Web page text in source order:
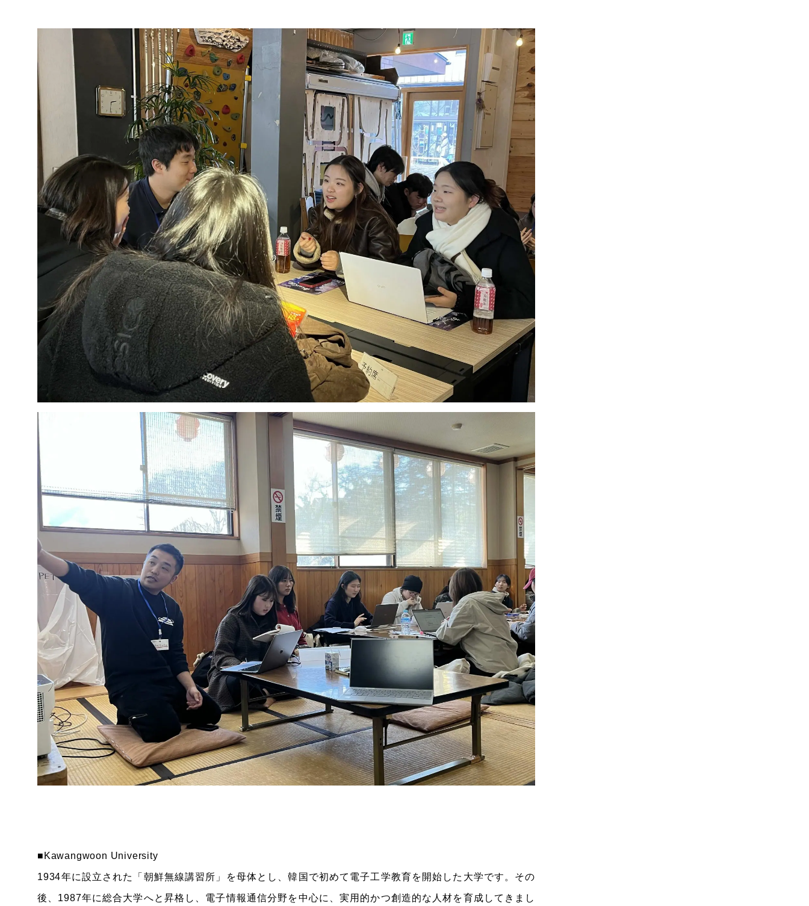
■Kawangwoon University
1934年に設立された「朝鮮無線講習所」を母体とし、韓国で初めて電子工学教育を開始した大学です。その
後、1987年に総合大学へと昇格し、電子情報通信分野を中心に、実用的かつ創造的な人材を育成してきまし